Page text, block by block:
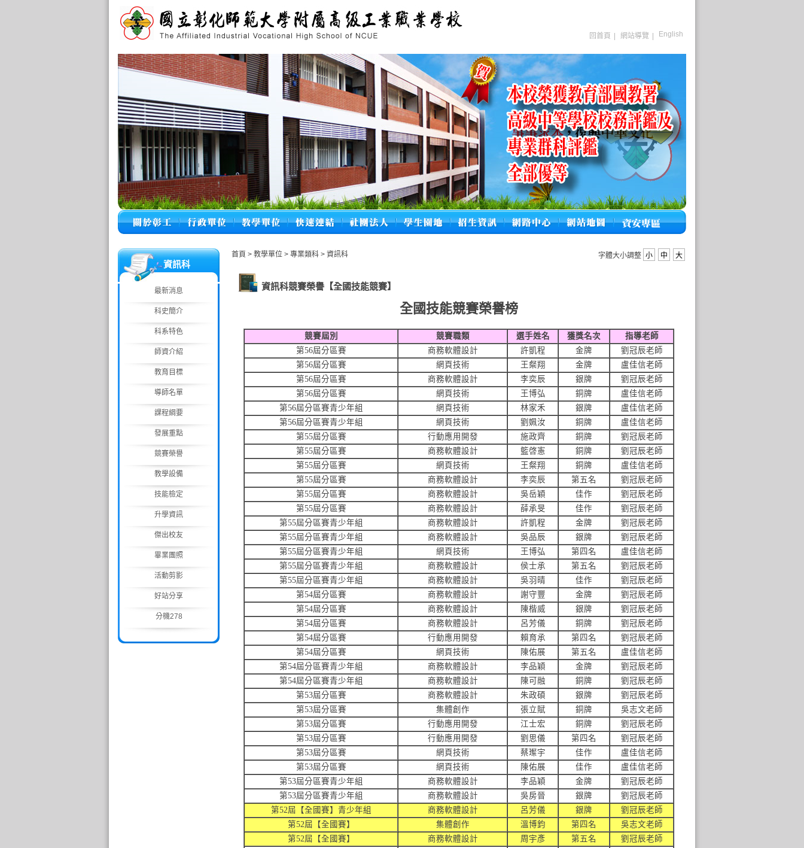
回首頁 網站導覽 English
資訊科
最新消息
科史簡介
科系特色
師資介紹
教育目標
導師名單
課程綱要
發展重點
競賽榮譽
教學設備
技能檢定
升學資訊
傑出校友
畢業團照
活動剪影
好站分享
分機278
首頁 > 教學單位 > 專業類科 > 資訊科 字體大小調整 小 中 大
資訊科競賽榮譽【全國技能競賽】
全國技能競賽榮譽榜
競賽屆別 競賽職類 選手姓名 獲獎名次
指導老師
第56屆分區賽
商務軟體設計 許凱程 金牌
劉冠辰老師
第56屆分區賽
網頁技術 王粲翔 金牌
盧佳信老師
第56屆分區賽
商務軟體設計 李奕辰 銀牌
劉冠辰老師
第56屆分區賽
網頁技術 王博弘 銅牌
盧佳信老師
第56屆分區賽青少年組
網頁技術 林家禾 銀牌
盧佳信老師
第56屆分區賽青少年組
網頁技術 劉姵汝 銅牌
盧佳信老師
第55屆分區賽
行動應用開發 施政齊 銅牌
劉冠辰老師
第55屆分區賽
商務軟體設計 籃啓憲 銅牌
劉冠辰老師
第55屆分區賽
網頁技術 王粲翔 銅牌
盧佳信老師
第55屆分區賽
商務軟體設計 李奕辰 第五名
劉冠辰老師
第55屆分區賽
商務軟體設計 吳岳穎 佳作
劉冠辰老師
第55屆分區賽
商務軟體設計 薛承旻 佳作
劉冠辰老師
第55屆分區賽青少年組
商務軟體設計 許凱程 金牌
劉冠辰老師
第55屆分區賽青少年組
商務軟體設計 吳品辰 銀牌
劉冠辰老師
第55屆分區賽青少年組
網頁技術 王博弘 第四名
盧佳信老師
第55屆分區賽青少年組
商務軟體設計 侯士承 第五名
劉冠辰老師
第55屆分區賽青少年組
商務軟體設計 吳羽晴 佳作
劉冠辰老師
第54屆分區賽
商務軟體設計 謝守豐 金牌
劉冠辰老師
第54屆分區賽
商務軟體設計 陳楷威 銀牌
劉冠辰老師
第54屆分區賽
商務軟體設計 呂芳儀 銅牌
劉冠辰老師
第54屆分區賽
行動應用開發 賴育承 第四名
劉冠辰老師
第54屆分區賽
網頁技術 陳佑展 第五名
盧佳信老師
第54屆分區賽青少年組
商務軟體設計 李品穎 金牌
劉冠辰老師
第54屆分區賽青少年組
商務軟體設計 陳可融 銅牌
劉冠辰老師
第53屆分區賽
商務軟體設計 朱政碩 銀牌
劉冠辰老師
第53屆分區賽
集體創作 張立賦 銅牌
吳志文老師
第53屆分區賽
行動應用開發 江士宏 銅牌
劉冠辰老師
第53屆分區賽
行動應用開發 劉思儀 第四名
劉冠辰老師
第53屆分區賽
網頁技術 蔡璨宇 佳作
盧佳信老師
第53屆分區賽
網頁技術 陳佑展 佳作
盧佳信老師
第53屆分區賽青少年組
商務軟體設計 李品穎 金牌
劉冠辰老師
第53屆分區賽青少年組
商務軟體設計 吳房晉 銀牌
劉冠辰老師
第52屆【全國賽】青少年組
商務軟體設計 呂芳儀 銀牌
劉冠辰老師
第52屆【全國賽】
集體創作 溫博鈞 第四名
吳志文老師
第52屆【全國賽】
商務軟體設計 周宇彥 第五名
劉冠辰老師